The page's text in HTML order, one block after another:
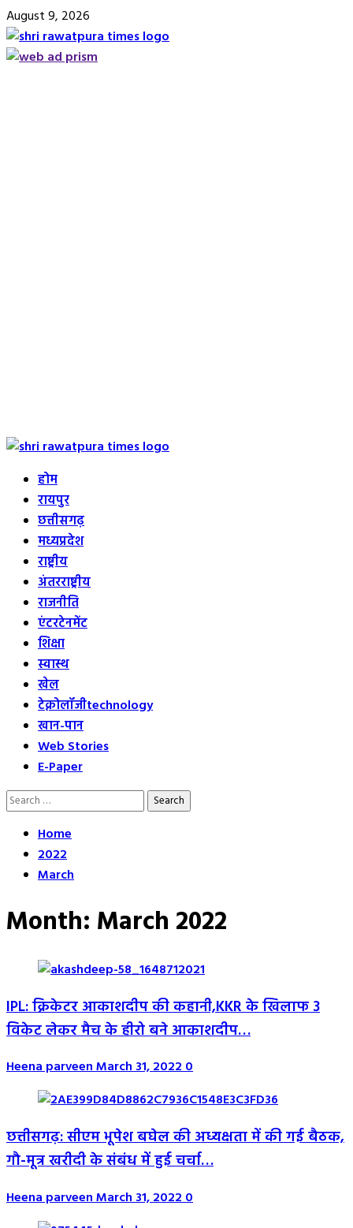
Skip
to
content
August 9, 2026
Primary
होम
रायपुर
छत्तीसगढ़
मध्यप्रदेश
राष्ट्रीय
अंतरराष्ट्रीय
राजनीति
एंटरटेनमेंट
शिक्षा
स्वास्थ
खेल
टेक्नोलॉजीtechnology
खान-पान
Web Stories
E-Paper
Search
Home
2022
March
Month: March 2022
IPL: क्रिकेटर आकाशदीप की कहानी,KKR के खिलाफ 3
विकेट लेकर मैच के हीरो बने आकाशदीप…
Heena parveenMarch 31, 20220
छत्तीसगढ़: सीएम भूपेश बघेल की अध्यक्षता में की गई बैठक,
गौ-मूत्र खरीदी के संबंध में हुई चर्चा…
Heena parveenMarch 31, 20220